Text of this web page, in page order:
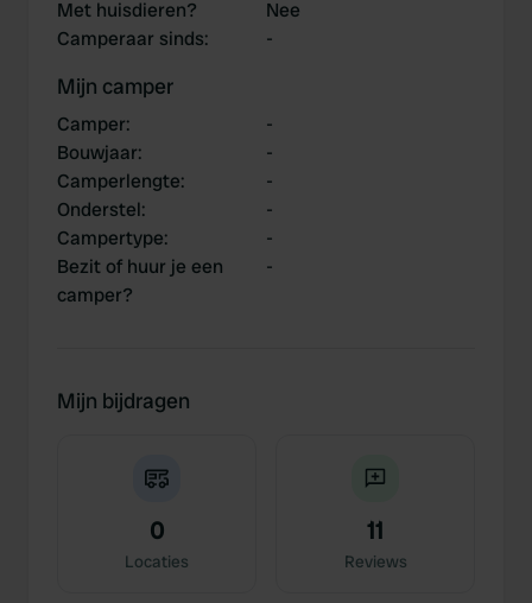
Met huisdieren?
Nee
Camperaar sinds: -
Mijn camper
Camper:
-
Bouwjaar:
-
Camperlengte:
-
Onderstel:
-
Campertype:
-
Bezit of huur je een
camper?
-
Mijn bijdragen
0
Locaties
11
Reviews